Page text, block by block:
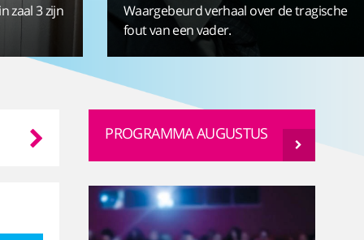
zaal 3 zijn
Waargebeurd verhaal over de tragische
fout van een vader.
Zo Ma Di
18-08
PROGRAMMA AUGUSTUS